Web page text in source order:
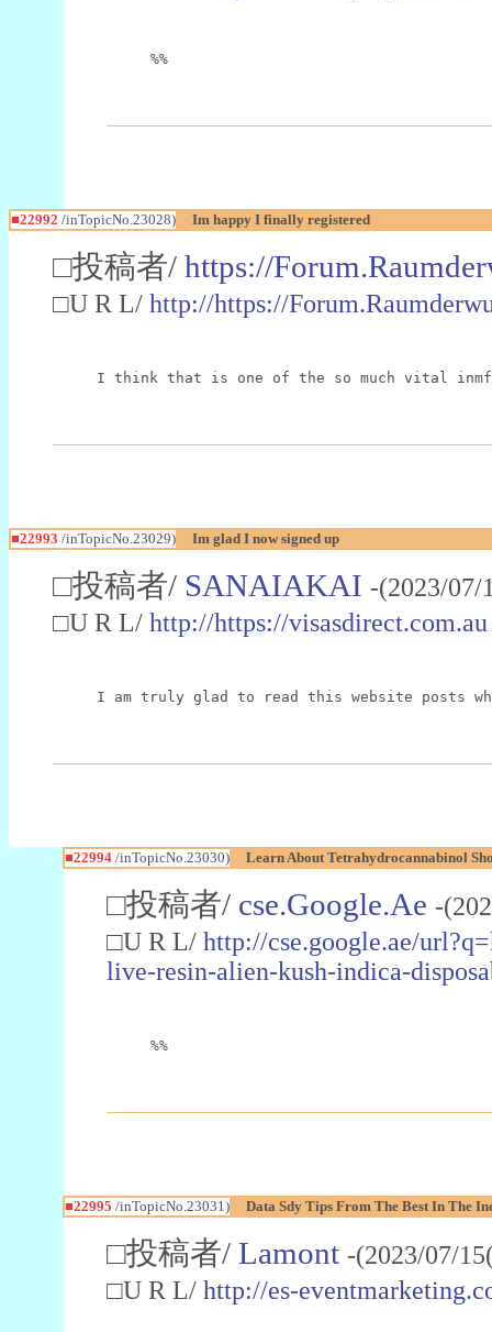
%%
■22992 /inTopicNo.23028) Im happy I finally registered
□投稿者/ https://
□U R L/ http://https://
I think that is one of the so much vital
■22993 /inTopicNo.23029) Im glad I now signed up
□投稿者/ SANAIAKAI -(2023/
□U R L/ http://https://visasdirect.com.au
I am truly glad to read this website posts
■22994/inTopicNo.23030) Learn About Tetrahydrocannabinol
□投稿者/ cse.Google.Ae -
□U R L/ http://cse.google.ae/
live-resin-alien-kush-indica-
%%
■22995 /inTopicNo.23031) Data Sdy Tips From The Best In The
□投稿者/ Lamont -(2023/07/
□U R L/ http://es-